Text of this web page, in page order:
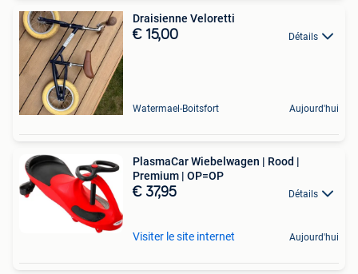
Draisienne Veloretti
€ 15,00 Détails
Watermael-Boitsfort Aujourd'hui
PlasmaCar Wiebelwagen | Rood |
Premium | OP=OP
€ 37,95 Détails
Visiter le site internet Aujourd'hui